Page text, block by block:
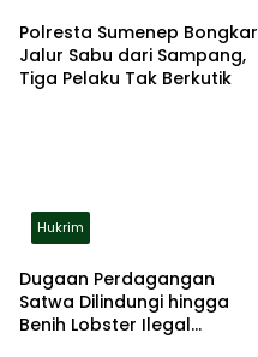
Polresta Sumenep Bongkar
Jalur Sabu dari Sampang,
Tiga Pelaku Tak Berkutik
Hukrim
Dugaan Perdagangan
Satwa Dilindungi hingga
Benih Lobster Ilegal